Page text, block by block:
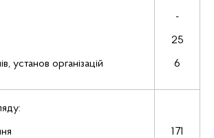
установ організацій
-
25
6
171